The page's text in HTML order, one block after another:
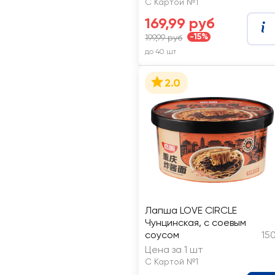
169,99 руб
199,99 руб -15%
до 40 шт
2.0
Лапша LOVE CIRCLE
Чунцинская, с соевым
соусом
Цена за 1 шт
С Картой №1